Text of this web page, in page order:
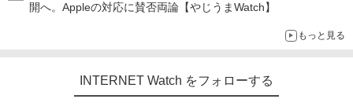
開へ。Appleの対応に賛否両論【やじうまWatch】
もっと見る
INTERNET Watch をフォローする